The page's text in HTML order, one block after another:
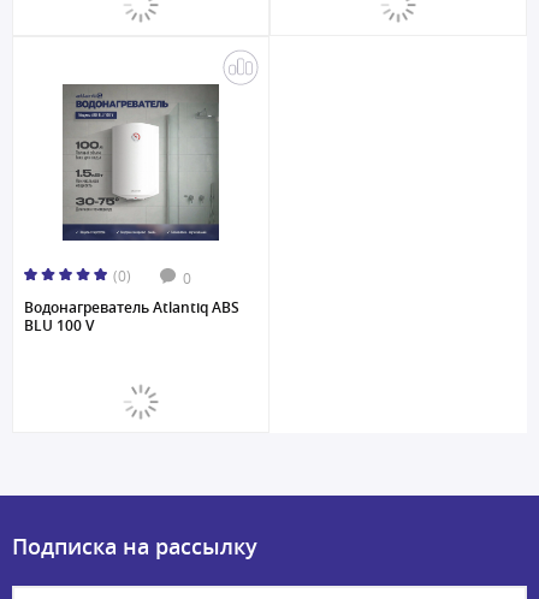
(0) 0
Водонагреватель Atlantiq ABS
BLU 100 V
Подписка на рассылку